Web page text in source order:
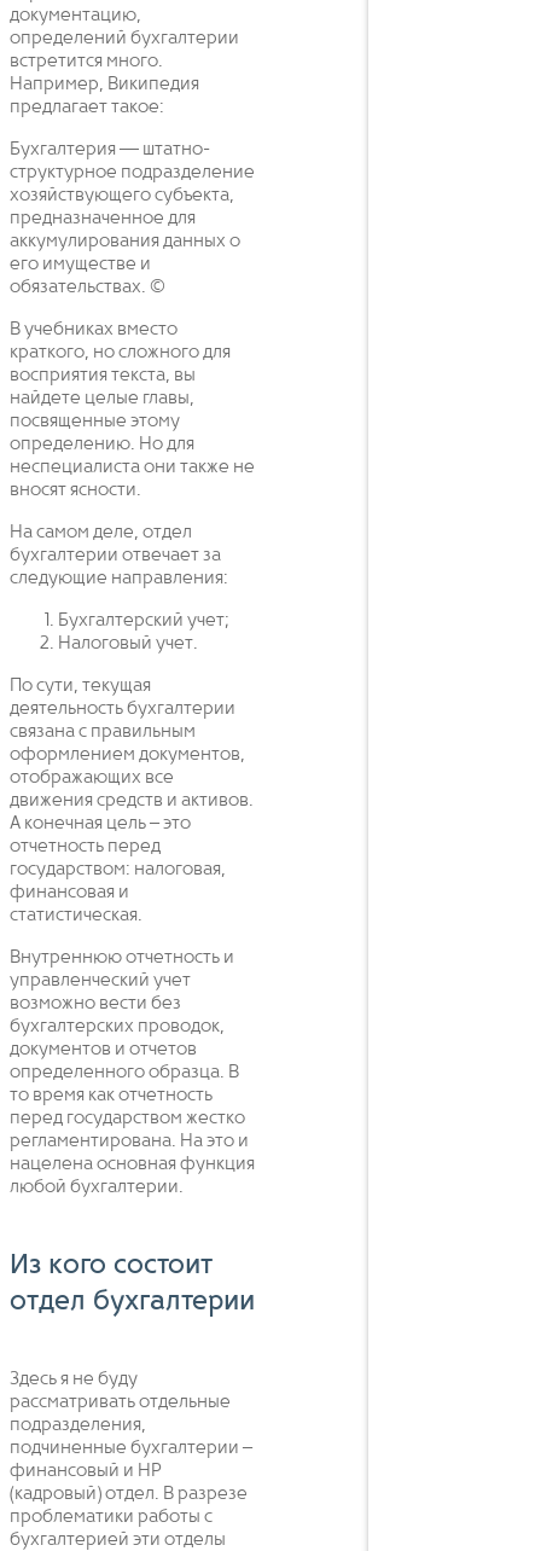
документацию,
определений бухгалтерии
встретится много.
Например, Википедия
предлагает такое:
Бухгалтерия — штатно-
структурное подразделение
хозяйствующего субъекта,
предназначенное для
аккумулирования данных о
его имуществе и
обязательствах. ©
В учебниках вместо
краткого, но сложного для
восприятия текста, вы
найдете целые главы,
посвященные этому
определению. Но для
неспециалиста они также не
вносят ясности.
На самом деле, отдел
бухгалтерии отвечает за
следующие направления:
Бухгалтерский учет;
Налоговый учет.
По сути, текущая
деятельность бухгалтерии
связана с правильным
оформлением документов,
отображающих все
движения средств и активов.
А конечная цель – это
отчетность перед
государством: налоговая,
финансовая и
статистическая.
Внутреннюю отчетность и
управленческий учет
возможно вести без
бухгалтерских проводок,
документов и отчетов
определенного образца. В
то время как отчетность
перед государством жестко
регламентирована. На это и
нацелена основная функция
любой бухгалтерии.
Из кого состоит
отдел бухгалтерии
Здесь я не буду
рассматривать отдельные
подразделения,
подчиненные бухгалтерии –
финансовый и HP
(кадровый) отдел. В разрезе
проблематики работы с
бухгалтерией эти отделы